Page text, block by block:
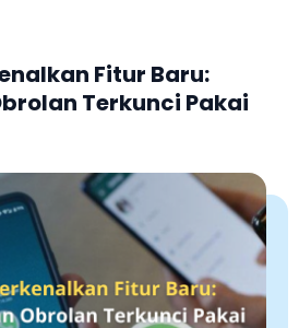
Fitur Baru:
Terkunci Pakai